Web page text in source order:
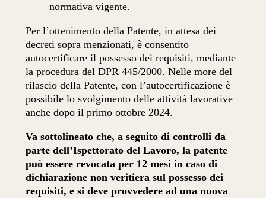
normativa vigente.
Per l’ottenimento della Patente, in attesa dei
decreti sopra menzionati, è consentito
autocertificare il possesso dei requisiti, mediante
la procedura del DPR 445/2000. Nelle more del
rilascio della Patente, con l’autocertificazione è
possibile lo svolgimento delle attività lavorative
anche dopo il primo ottobre 2024.
Va sottolineato che, a seguito di controlli da
parte dell’Ispettorato del Lavoro, la patente
può essere revocata per 12 mesi in caso di
dichiarazione non veritiera sul possesso dei
requisiti, e si deve provvedere ad una nuova